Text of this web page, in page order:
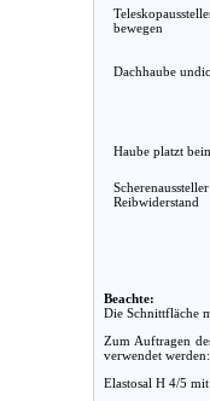
bewegen
Dachhaube
Haube platzt
Reibwiderstand
Beachte:
Die Schnittfläche
Zum Auftragen
verwendet werden:
Elastosal H 4/5